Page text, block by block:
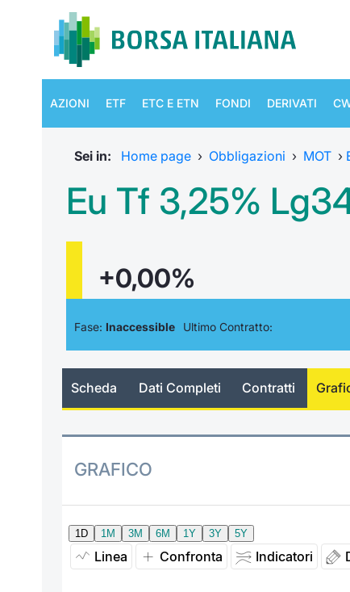
AZIONI ETF ETC E ETN FONDI DERIVATI
Sei in: Home page › Obbligazioni › MOT ›
Eu Tf 3,25%
+0,00%
Fase: Inaccessible Ultimo Contratto:
Scheda Dati Completi Contratti
GRAFICO